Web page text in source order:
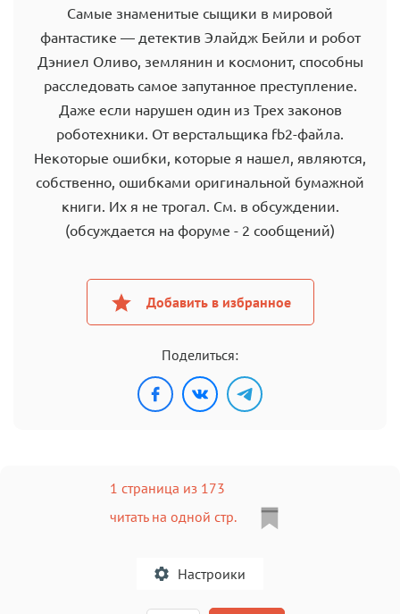
Самые знаменитые сыщики в мировой
фантастике — детектив Элайдж Бейли и робот
Дэниел Оливо, землянин и космонит, способны
расследовать самое запутанное преступление.
Даже если нарушен один из Трех законов
роботехники. От верстальщика fb2-файла.
Некоторые ошибки, которые я нашел, являются,
собственно, ошибками оригинальной бумажной
книги. Их я не трогал. См. в обсуждении.
(обсуждается на форуме - 2 сообщений)
Добавить в избранное
Поделиться:
1 страница из 173
читать на одной стр.
Настроики